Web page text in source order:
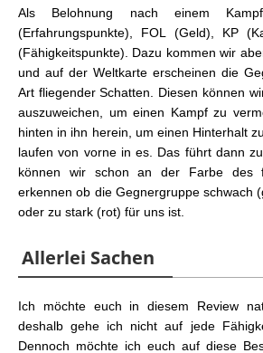
Als Belohnung nach einem
(Erfahrungspunkte), FOL (Geld), KP
(Fähigkeitspunkte). Dazu kommen wir
und auf der Weltkarte erscheinen die
Art fliegender Schatten. Diesen können
auszuweichen, um einen Kampf zu
hinten in ihn herein, um einen Hinterhalt
laufen von vorne in es. Das führt dann
können wir schon an der Farbe des
erkennen ob die Gegnergruppe schwach
oder zu stark (rot) für uns ist.
Allerlei Sachen
Ich möchte euch in diesem Review
deshalb gehe ich nicht auf jede
Dennoch möchte ich euch auf diese